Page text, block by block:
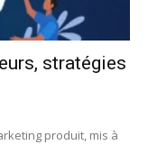
stratégies
produit, mis à